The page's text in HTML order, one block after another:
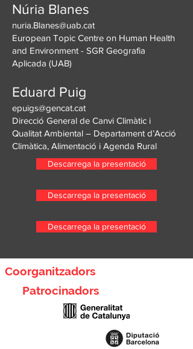
Núria Blanes
nuria.Blanes@uab.cat
European Topic Centre on Human Health
and Environment - SGR Geografia
Aplicada (UAB)
Eduard Puig
epuigs@gencat.cat
Direcció General de Canvi Climàtic i
Qualitat Ambiental – Departament d’Acció
Climàtica, Alimentació i Agenda Rural
Descarrega la presentació
Descarrega la presentació
Descarrega la presentació
Coorganitzadors
Patrocinadors